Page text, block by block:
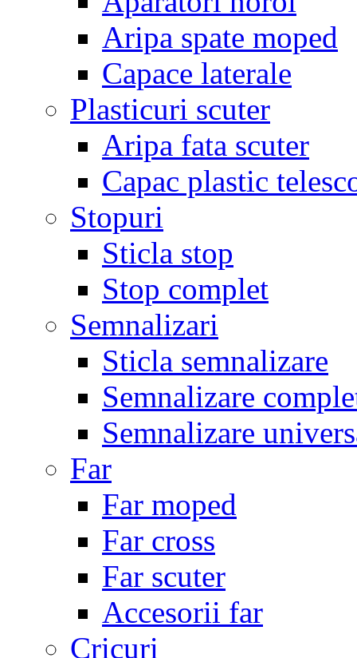
Aripa spate moped
Capace laterale
Plasticuri scuter
Aripa fata scuter
Capac plastic
Stopuri
Sticla stop
Stop complet
Semnalizari
Sticla semnalizare
Semnalizare
Semnalizare
Far
Far moped
Far cross
Far scuter
Accesorii far
Cricuri